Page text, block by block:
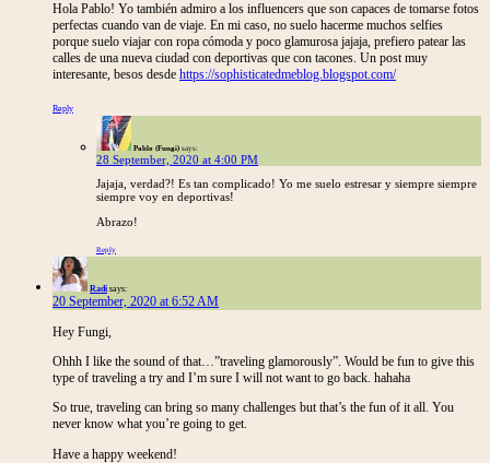
Hola Pablo! Yo también admiro a los influencers que son capaces de tomarse fotos
perfectas cuando van de viaje. En mi caso, no suelo hacerme muchos selfies
porque suelo viajar con ropa cómoda y poco glamurosa jajaja, prefiero patear las
calles de una nueva ciudad con deportivas que con tacones. Un post muy
interesante, besos desde https://sophisticatedmeblog.blogspot.com/
Reply
Pablo (Fungi) says:
28 September, 2020 at 4:00 PM
Jajaja, verdad?! Es tan complicado! Yo me suelo estresar y siempre siempre
siempre voy en deportivas!
Abrazo!
Reply
Radi says:
20 September, 2020 at 6:52 AM
Hey Fungi,
Ohhh I like the sound of that…”traveling glamorously”. Would be fun to give this
type of traveling a try and I’m sure I will not want to go back. hahaha
So true, traveling can bring so many challenges but that’s the fun of it all. You
never know what you’re going to get.
Have a happy weekend!